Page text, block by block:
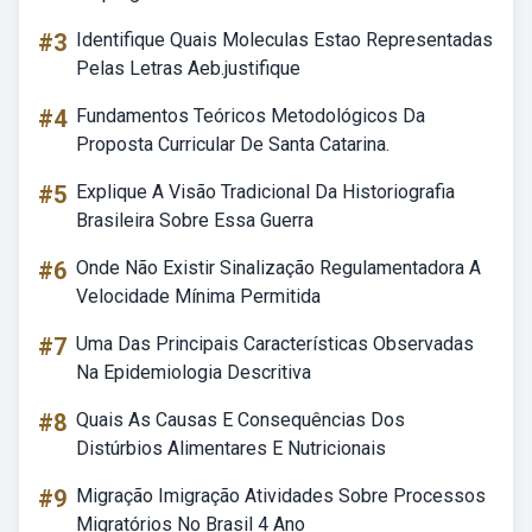
#3 Identifique Quais Moleculas Estao Representadas
Pelas Letras Aeb.justifique
#4 Fundamentos Teóricos Metodológicos Da
Proposta Curricular De Santa Catarina.
#5 Explique A Visão Tradicional Da Historiografia
Brasileira Sobre Essa Guerra
#6 Onde Não Existir Sinalização Regulamentadora A
Velocidade Mínima Permitida
#7 Uma Das Principais Características Observadas
Na Epidemiologia Descritiva
#8 Quais As Causas E Consequências Dos
Distúrbios Alimentares E Nutricionais
#9 Migração Imigração Atividades Sobre Processos
Migratórios No Brasil 4 Ano